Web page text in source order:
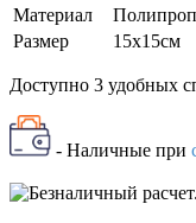
Материал
Размер
15x15см
Доступно 3 удобных
- Наличные при